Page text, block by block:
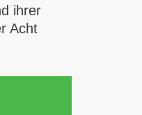
ihrer
Acht